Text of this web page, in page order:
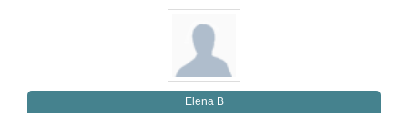
Elena B